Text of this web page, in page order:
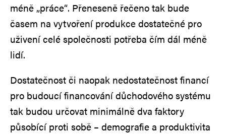
méně „práce“. Přeneseně řečeno tak bude
časem na vytvoření produkce dostatečné pro
uživení celé společnosti potřeba čím dál méně
lidí.
Dostatečnost či naopak nedostatečnost financí
pro budoucí financování důchodového systému
tak budou určovat minimálně dva faktory
působící proti sobě – demografie a produktivita